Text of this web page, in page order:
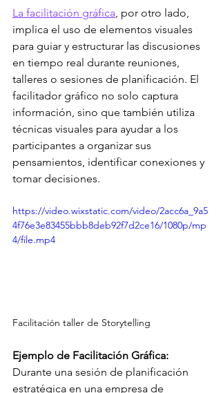
La facilitación gráfica, por otro lado,
implica el uso de elementos visuales
para guiar y estructurar las discusiones
en tiempo real durante reuniones,
talleres o sesiones de planificación. El
facilitador gráfico no solo captura
información, sino que también utiliza
técnicas visuales para ayudar a los
participantes a organizar sus
pensamientos, identificar conexiones y
tomar decisiones.
https://video.wixstatic.com/video/2acc6a_9a5
4f76e3e83455bbb8deb92f7d2ce16/1080p/mp
4/file.mp4
Facilitación taller de Storytelling
Ejemplo de Facilitación Gráfica:
Durante una sesión de planificación
estratégica en una empresa de